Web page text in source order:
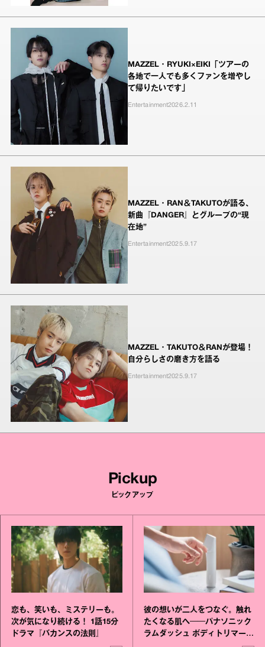
MAZZEL・RYUKI×EIKI「ツアーの
各地で一人でも多くファンを増やし
て帰りたいです」
Entertainment2026.2.11
MAZZEL・RAN＆TAKUTOが語る、
新曲『DANGER』とグループの“現
在地”
Entertainment2025.9.17
MAZZEL・TAKUTO＆RANが登場！
自分らしさの磨き方を語る
Entertainment2025.9.17
Pickup
ピックアップ
恋も、笑いも、ミステリーも。
次が気になり続ける！ 1話15分
ドラマ『バカンスの法則』
彼の想いが二人をつなぐ。触れ
たくなる肌へ──パナソニック
ラムダッシュ ボディトリマーが